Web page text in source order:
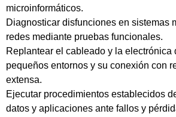
microinformáticos.
Diagnosticar disfunciones en sistemas
redes mediante pruebas funcionales.
Replantear el cableado y la electrónica
pequeños entornos y su conexión con
extensa.
Ejecutar procedimientos establecidos
datos y aplicaciones ante fallos y